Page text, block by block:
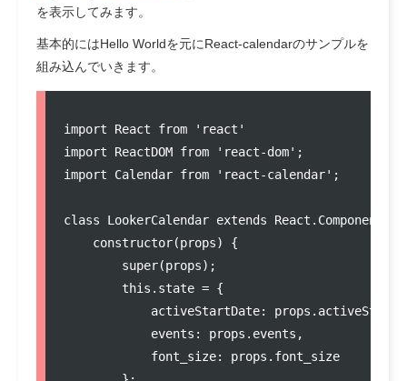
を表示してみます。
基本的にはHello Worldを元にReact-calendarのサンプルを
組み込んでいきます。
import React from ' react '
import
ReactDOM from ' react-dom'
import
Calendar from ' react-calendar' ;
class LookerCalendar extends React . Component
constructor(props) {
super(props);
this . state = {
            activeStartDate
: props .
            events
: props . events ,
            font_size
: props . font_size